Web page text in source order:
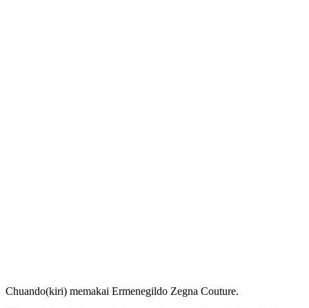
Chuando(kiri) memakai Ermenegildo Zegna Couture.